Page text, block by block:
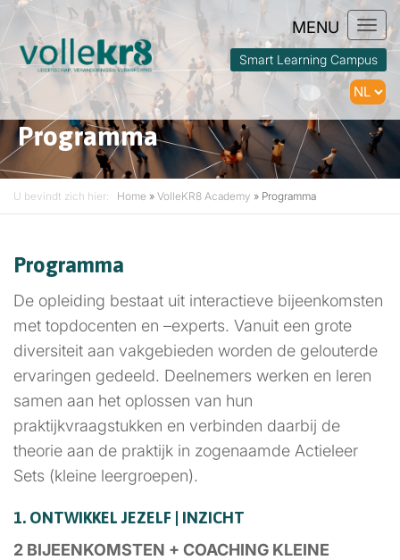
Smart Learning Campus
Programma
U bevindt zich hier: Home » VolleKR8 Academy » Programma
Programma
De opleiding bestaat uit interactieve bijeenkomsten
met topdocenten en –experts. Vanuit een grote
diversiteit aan vakgebieden worden de gelouterde
ervaringen gedeeld. Deelnemers werken en leren
samen aan het oplossen van hun
praktijkvraagstukken en verbinden daarbij de
theorie aan de praktijk in zogenaamde Actieleer
Sets (kleine leergroepen).
1. ONTWIKKEL JEZELF | INZICHT
2 BIJEENKOMSTEN + COACHING KLEINE